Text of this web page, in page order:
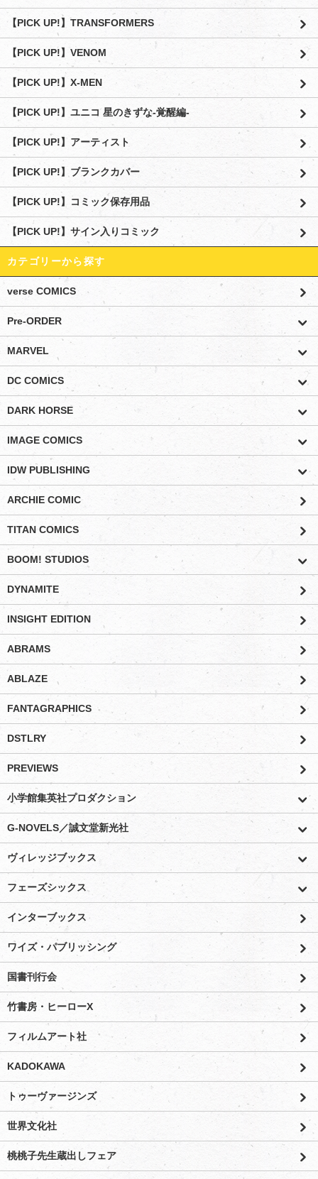
【PICK UP!】TRANSFORMERS
【PICK UP!】VENOM
【PICK UP!】X-MEN
【PICK UP!】ユニコ 星のきずな-覚醒編-
【PICK UP!】アーティスト
【PICK UP!】ブランクカバー
【PICK UP!】コミック保存用品
【PICK UP!】サイン入りコミック
カテゴリーから探す
verse COMICS
Pre-ORDER
MARVEL
DC COMICS
DARK HORSE
IMAGE COMICS
IDW PUBLISHING
ARCHIE COMIC
TITAN COMICS
BOOM! STUDIOS
DYNAMITE
INSIGHT EDITION
ABRAMS
ABLAZE
FANTAGRAPHICS
DSTLRY
PREVIEWS
小学館集英社プロダクション
G-NOVELS／誠文堂新光社
ヴィレッジブックス
フェーズシックス
インターブックス
ワイズ・パブリッシング
国書刊行会
竹書房・ヒーローX
フィルムアート社
KADOKAWA
トゥーヴァージンズ
世界文化社
桃桃子先生蔵出しフェア